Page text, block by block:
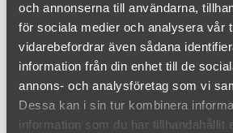
och annonserna till användarna,
för sociala medier och analysera vår
vidarebefordrar även sådana
information från din enhet till de
annons- och analysföretag som vi
Dessa kan i sin tur kombinera
information som du har tillhandahållit
Artikelnummer: 094-K1R
GT Motor 2.0 år
Rördiameter:50.8 mm